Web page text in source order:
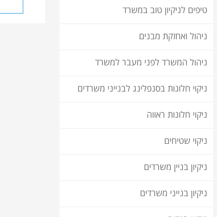
טיפים לניקיון טוב במשרד
ניהול ואחזקת מבנים
ניהול המשרד לפני מעבר למשרד
ניקוי חלונות בסנפלינג לבנייני משרדים
ניקוי חלונות ראווה
ניקוי שטיחים
ניקיון בניין משרדים
ניקיון בנייני משרדים